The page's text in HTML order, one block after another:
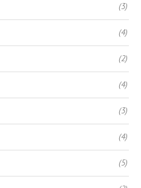
(3)
(4)
(2)
(4)
(3)
(4)
(5)